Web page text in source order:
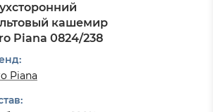
кашемир
Piana 0824/238
Piana